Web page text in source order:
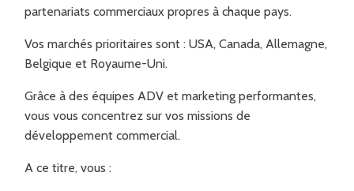
partenariats commerciaux propres à chaque pays.
Vos marchés prioritaires sont : USA, Canada, Allemagne,
Belgique et Royaume-Uni.
Grâce à des équipes ADV et marketing performantes,
vous vous concentrez sur vos missions de
développement commercial.
A ce titre, vous :